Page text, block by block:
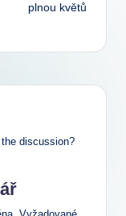
plnou květů
discussion?